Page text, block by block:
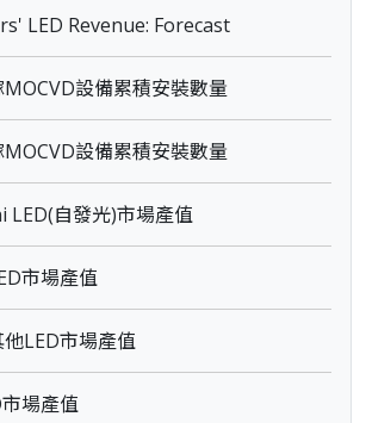
LED Revenue: Forecast
設備累積安裝數量
設備累積安裝數量
自發光)市場產值
市場產值
LED市場產值
場產值